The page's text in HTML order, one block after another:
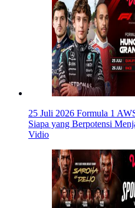
25 Juli 2026 Formula 1
Siapa yang Berpotensi
Vidio